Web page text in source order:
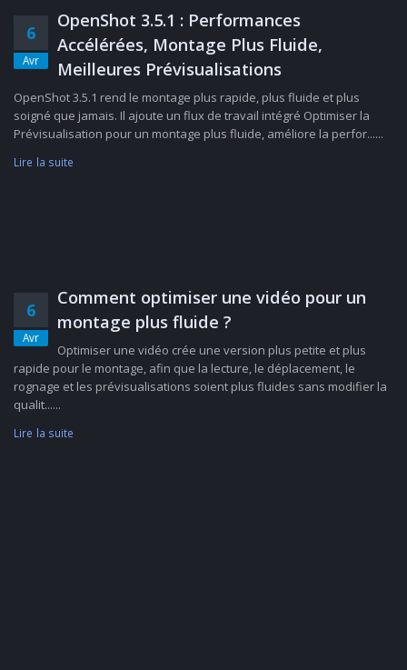
6
Avr
OpenShot 3.5.1 : Performances
Accélérées, Montage Plus Fluide,
Meilleures Prévisualisations
OpenShot 3.5.1 rend le montage plus rapide, plus fluide et plus
soigné que jamais. Il ajoute un flux de travail intégré Optimiser la
Prévisualisation pour un montage plus fluide, améliore la perfor......
Lire la suite
6
Avr
Comment optimiser une vidéo pour un
montage plus fluide ?
Optimiser une vidéo crée une version plus petite et plus
rapide pour le montage, afin que la lecture, le déplacement, le
rognage et les prévisualisations soient plus fluides sans modifier la
qualit......
Lire la suite